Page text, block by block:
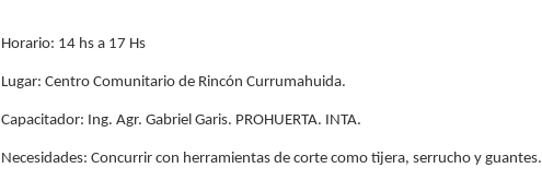
Horario: 14 hs a 17 Hs
Lugar: Centro Comunitario de Rincón Currumahuida.
Capacitador: Ing. Agr. Gabriel Garis. PROHUERTA. INTA.
Necesidades: Concurrir con herramientas de corte como tijera, serrucho y guantes.